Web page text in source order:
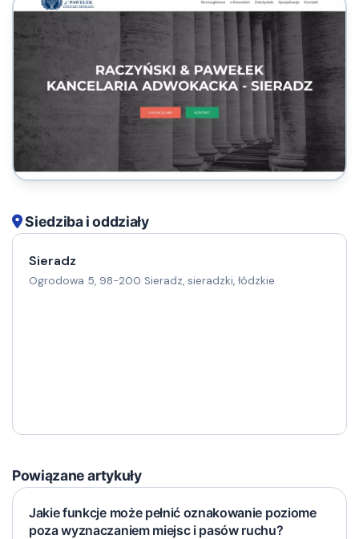
Siedziba i oddziały
Sieradz
Ogrodowa 5, 98-200 Sieradz, sieradzki, łódzkie
Powiązane artykuły
Jakie funkcje może pełnić oznakowanie poziome
poza wyznaczaniem miejsc i pasów ruchu?